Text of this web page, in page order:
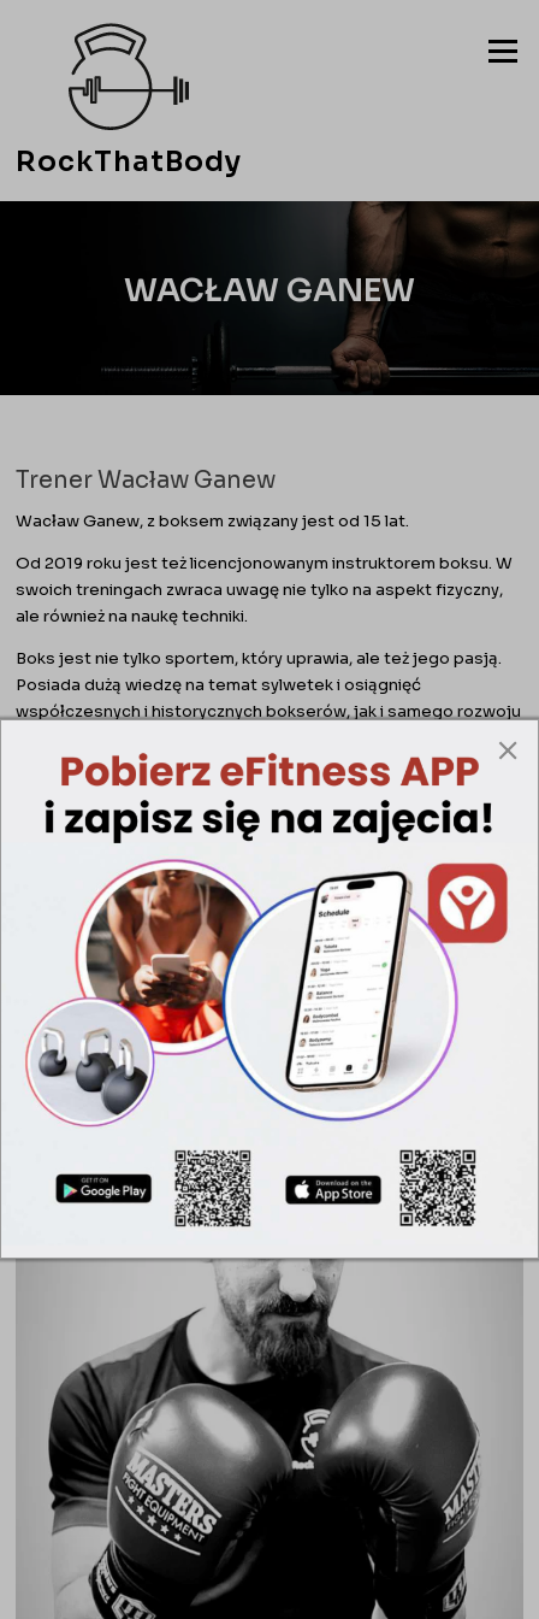
RockThatBody
Menu
WACŁAW GANEW
Trener Wacław Ganew
Wacław Ganew, z boksem związany jest od 15 lat.
Od 2019 roku jest też licencjonowanym instruktorem boksu. W
swoich treningach zwraca uwagę nie tylko na aspekt fizyczny,
ale również na naukę techniki.
Boks jest nie tylko sportem, który uprawia, ale też jego pasją.
Posiada dużą wiedzę na temat sylwetek i osiągnięć
współczesnych i historycznych bokserów, jak i samego rozwoju
Prowadzone przez niego treningi to z jednej strony duża
dynamika, a z drugiej skupienie się na szczegółach, które
pozwalają nauczyć się podstaw i szlifować zdobyte
Zadzwoń pod numer +48 575 435 949
i umów się
na zajęcia lub skorzystaj z bezpłatnej konsultacji
z treningiem pokazowym. Zapraszamy!